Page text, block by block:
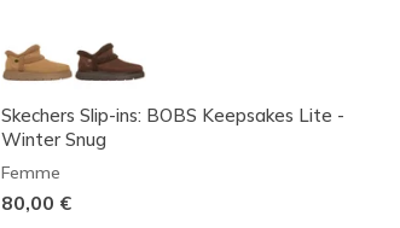
Skechers Slip-ins: BOBS Keepsakes Lite -
Winter Snug
Femme
80,00 €